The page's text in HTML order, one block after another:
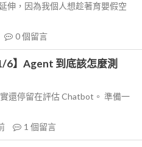
伸，因為我個人想趁著育嬰假空
0個留言
6】Agent 到底該怎麼測
還停留在評估 Chatbot。 準備一
1 個留言